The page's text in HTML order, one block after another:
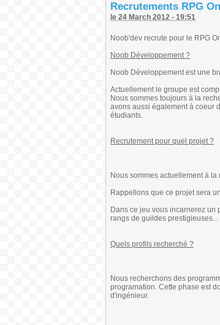
Recrutements RPG
le 24 March 2012 - 19:51
Noob'dev recrute pour le RPG
Noob Développement ?
Noob Développement est une
Actuellement le groupe est
Nous sommes toujours à la
avons aussi également à coeur
étudiants.
Recrutement pour quel projet ?
Nous sommes actuellement à
Rappellons que ce projet sera
Dans ce jeu vous incarnerez
rangs de guildes
Quels profils recherché ?
Nous recherchons des
programation. Cette phase est
d'ingénieur.